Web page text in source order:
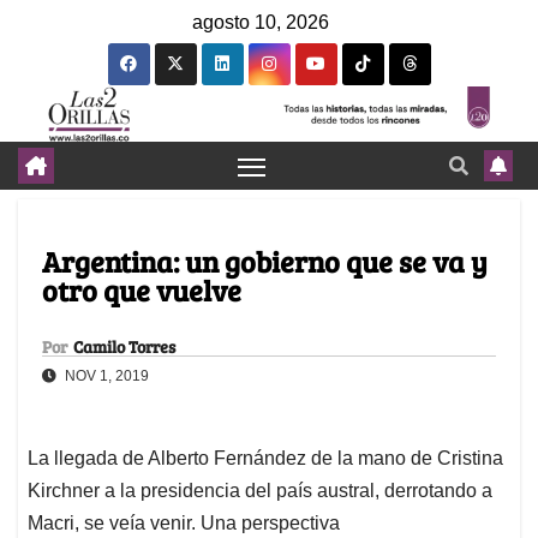
agosto 10, 2026
Argentina: un gobierno que se va y
otro que vuelve
Por Camilo Torres
NOV 1, 2019
La llegada de Alberto Fernández de la mano de Cristina
Kirchner a la presidencia del país austral, derrotando a
Macri, se veía venir. Una perspectiva